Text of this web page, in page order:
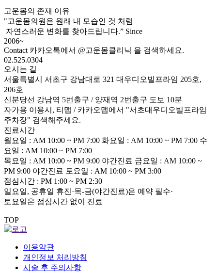
고운몸의 존재 이유
"고운몸의원은 원래 내 모습인 것 처럼
자연스러운 변화를 찾아드립니다.” Since
2006~
Contact 카카오톡에서 @고운몸클리닉 을 검색하세요.
02.525.0304
오시는 길
서울특별시 서초구 강남대로 321 대우디오빌프라임 205호,
206호
신분당선 강남역 5번출구 / 양재역 2번출구 도보 10분
자가용 이용시, 티맵 / 카카오맵에서 "서초대우디오빌프라임
주차장" 검색해주세요.
진료시간
월요일 : AM 10:00 ~ PM 7:00 화요일 : AM 10:00 ~ PM 7:00 수
요일 : AM 10:00 ~ PM 7:00
목요일 : AM 10:00 ~ PM 9:00 야간진료 금요일 : AM 10:00 ~
PM 9:00 야간진료 토요일 : AM 10:00 ~ PM 3:00
점심시간 : PM 1:00 ~ PM 2:30
일요일, 공휴일 휴진·목-금(야간진료)은 예약 필수·
토요일은 점심시간 없이 진료
TOP
이용약관
개인정보 처리방침
시술 후 주의사항